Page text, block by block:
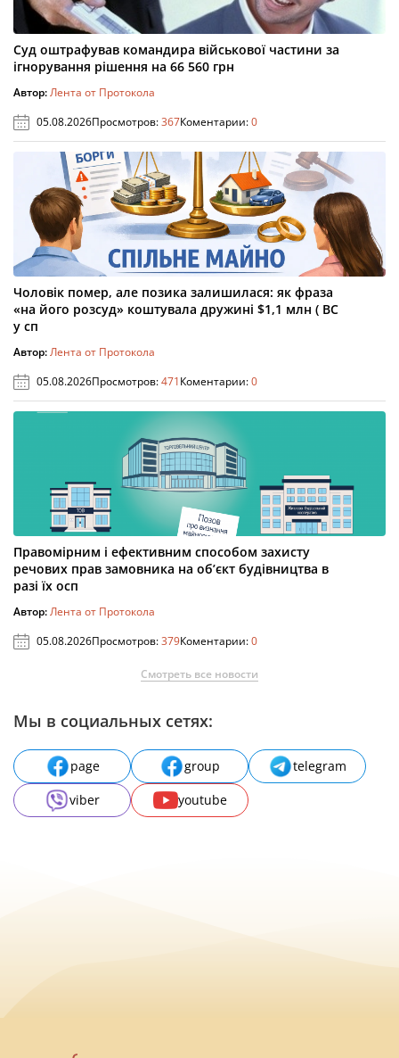
Суд оштрафував командира військової частини за
ігнорування рішення на 66 560 грн
Автор:Лента от Протокола
05.08.2026Просмотров:367Коментарии:0
Чоловік помер, але позика залишилася: як фраза
«на його розсуд» коштувала дружині $1,1 млн ( ВС
у сп
Автор:Лента от Протокола
05.08.2026Просмотров:471Коментарии:0
Правомірним і ефективним способом захисту
речових прав замовника на об’єкт будівництва в
разі їх осп
Автор:Лента от Протокола
05.08.2026Просмотров:379Коментарии:0
Смотреть все новости
Мы в социальных сетях:
page group
telegram
viber
youtube